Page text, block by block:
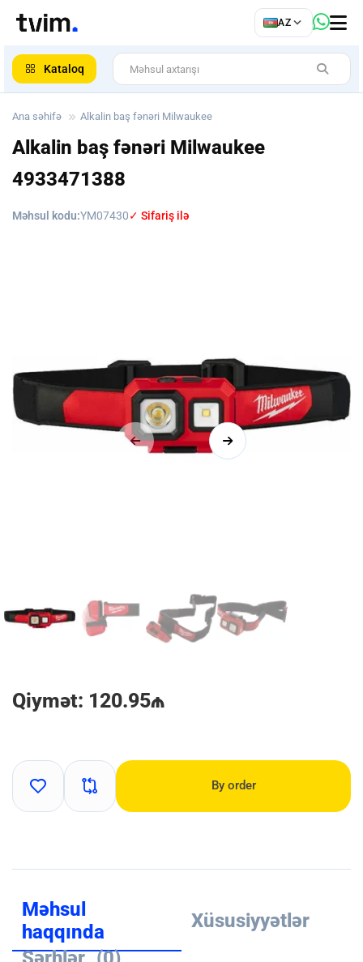
AZ
Kataloq
Ana səhifə Alkalin baş fənəri Milwaukee
Alkalin baş fənəri Milwaukee
4933471388
Məhsul kodu:YM07430✓ Sifariş ilə
Qiymət: 120.95₼
By order
Məhsul
haqqında
Xüsusiyyətlər